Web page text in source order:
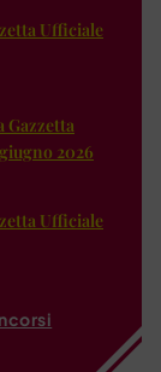
Ufficiale
Gazzetta
2026
Ufficiale